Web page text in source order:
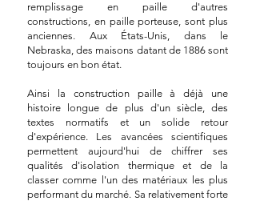
remplissage en paille d'autres
constructions, en paille porteuse, sont plus
anciennes. Aux États-Unis, dans le
Nebraska, des maisons datant de 1886 sont
toujours en bon état. ​
Ainsi la construction paille à déjà une
histoire longue de plus d'un siècle, des
textes normatifs et un solide retour
d'expérience. Les avancées scientifiques
permettent aujourd'hui de chiffrer ses
qualités d'isolation thermique et de la
classer comme l'un des matériaux les plus
performant du marché. Sa relativement forte